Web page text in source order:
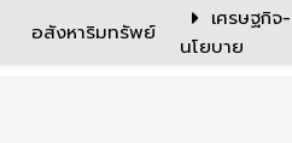
อสังหาริมทรัพย์
เศรษฐกิจ-
นโยบาย